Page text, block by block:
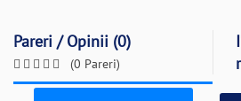
Pareri / Opinii (0)
(0 Pareri)